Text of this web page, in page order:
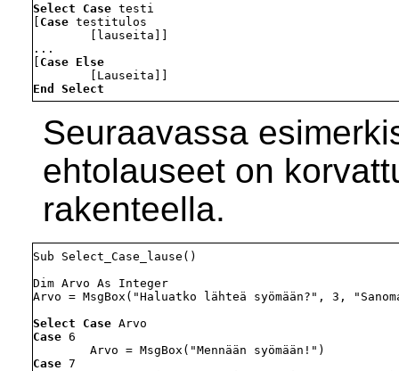
Select Case testi
[ Case testitulos
        [lauseita]]
...
[ Case Else
End Select
Seuraavassa
ehtolauseet on
rakenteella.
Sub Select_Case_lause()
Dim Arvo As Integer
Arvo = MsgBox("Haluatko lähteä syömään?", 3,
Select Case
Case 6
Case 7